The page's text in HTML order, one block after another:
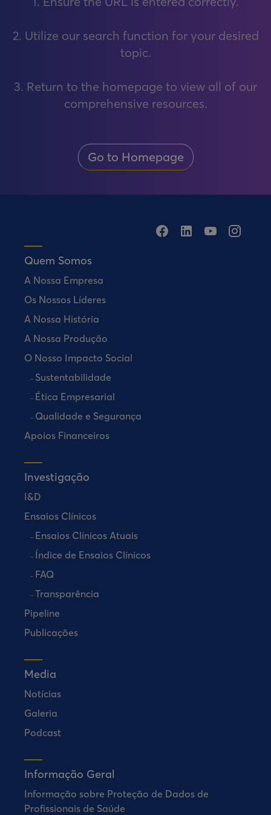
2. Utilize our search function for your desired
topic.
3. Return to the homepage to view all of our
comprehensive resources.
Go to Homepage
Quem Somos
A Nossa Empresa
Os Nossos Líderes
A Nossa História
A Nossa Produção
O Nosso Impacto Social
Sustentabilidade
Ética Empresarial
Qualidade e Segurança
Apoios Financeiros
Investigação
I&D
Ensaios Clínicos
Ensaios Clínicos Atuais
Índice de Ensaios Clínicos
FAQ
Transparência
Pipeline
Publicações
Media
Notícias
Galeria
Podcast
Informação Geral
Informação sobre Proteção de Dados de
Profissionais de Saúde